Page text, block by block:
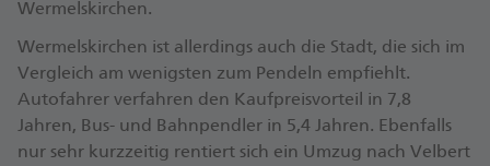
Wermelskirchen.
Wermelskirchen ist allerdings auch die Stadt, die sich im
Vergleich am wenigsten zum Pendeln empfiehlt.
Autofahrer verfahren den Kaufpreisvorteil in 7,8
Jahren, Bus- und Bahnpendler in 5,4 Jahren. Ebenfalls
nur sehr kurzzeitig rentiert sich ein Umzug nach Velbert